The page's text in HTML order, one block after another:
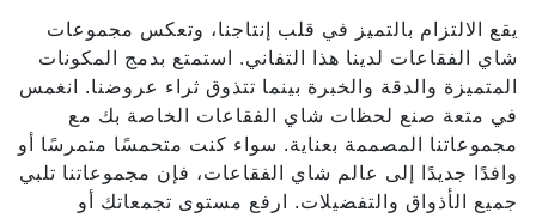
يقع الالتزام بالتميز في قلب إنتاجنا، وتعكس مجموعات
شاي الفقاعات لدينا هذا التفاني. استمتع بدمج المكونات
المتميزة والدقة والخبرة بينما تتذوق ثراء عروضنا. انغمس
في متعة صنع لحظات شاي الفقاعات الخاصة بك مع
مجموعاتنا المصممة بعناية. سواء كنت متحمسًا متمرسًا أو
وافدًا جديدًا إلى عالم شاي الفقاعات، فإن مجموعاتنا تلبي
جميع الأذواق والتفضيلات. ارفع مستوى تجمعاتك أو